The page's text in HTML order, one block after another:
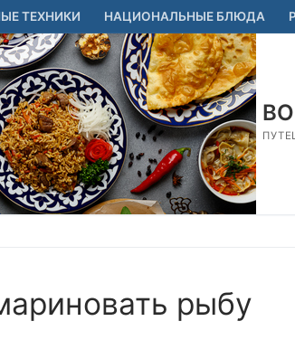
ТЕХНИКИ НАЦИОНАЛЬНЫЕ БЛЮДА
рыбу